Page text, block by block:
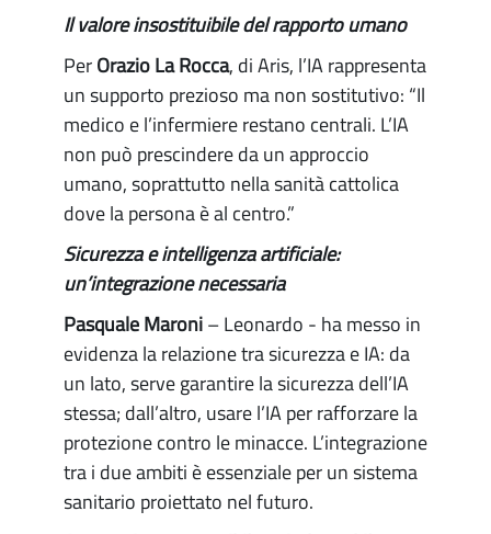
Il valore insostituibile del rapporto umano
PerOrazio La Rocca, di Aris, l’IA rappresenta
un supporto prezioso ma non sostitutivo: “Il
medico e l’infermiere restano centrali. L’IA
non può prescindere da un approccio
umano, soprattutto nella sanità cattolica
dove la persona è al centro.”
Sicurezza e intelligenza artificiale:
un’integrazione necessaria
Pasquale Maroni– Leonardo - ha messo in
evidenza la relazione tra sicurezza e IA: da
un lato, serve garantire la sicurezza dell’IA
stessa; dall’altro, usare l’IA per rafforzare la
protezione contro le minacce. L’integrazione
tra i due ambiti è essenziale per un sistema
sanitario proiettato nel futuro.